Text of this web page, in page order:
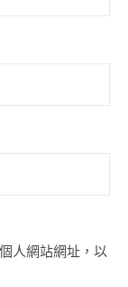
人網站網址，以